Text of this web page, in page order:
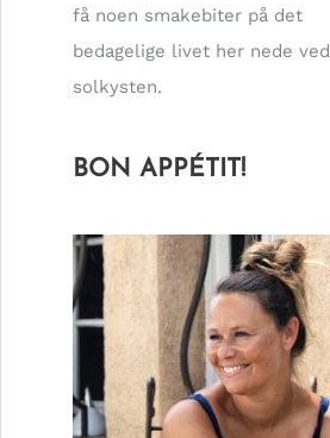
få noen smakebiter på det
bedagelige livet her nede ved
solkysten.
BON APPÉTIT!